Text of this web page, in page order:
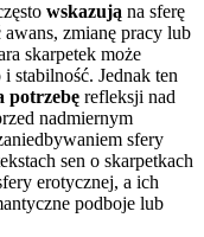
wskazują na sferę
zmianę pracy lub
skarpetek może
i stabilność. Jednak ten
potrzebę refleksji nad
nadmiernym
sfery
sen o skarpetkach
erotycznej, a ich
podboje lub